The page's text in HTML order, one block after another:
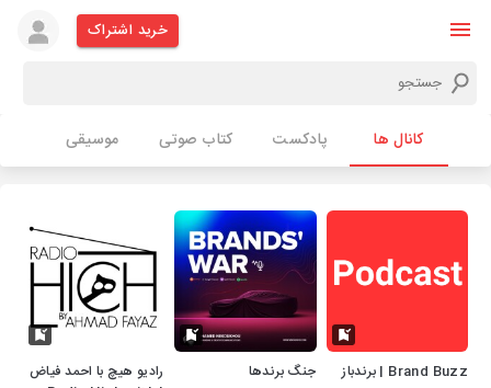
خرید اشتراک
کانال ها پادکست کتاب صوتی موسیقی
Brand Buzz | برندباز جنگ برندها
رادیو هیچ با احمد فیاض